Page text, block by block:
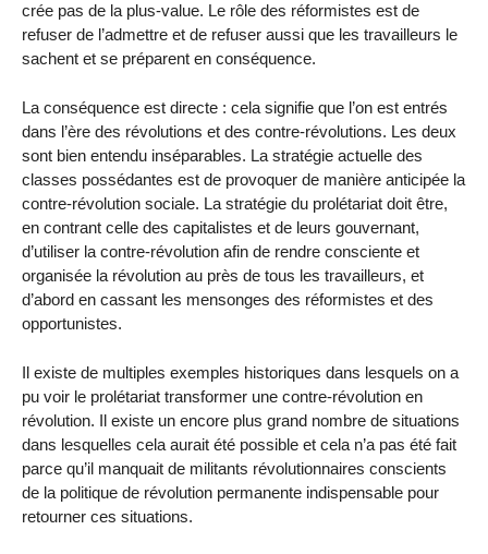
crée pas de la plus-value. Le rôle des réformistes est de
refuser de l’admettre et de refuser aussi que les travailleurs le
sachent et se préparent en conséquence.
La conséquence est directe : cela signifie que l’on est entrés
dans l’ère des révolutions et des contre-révolutions. Les deux
sont bien entendu inséparables. La stratégie actuelle des
classes possédantes est de provoquer de manière anticipée la
contre-révolution sociale. La stratégie du prolétariat doit être,
en contrant celle des capitalistes et de leurs gouvernant,
d’utiliser la contre-révolution afin de rendre consciente et
organisée la révolution au près de tous les travailleurs, et
d’abord en cassant les mensonges des réformistes et des
opportunistes.
Il existe de multiples exemples historiques dans lesquels on a
pu voir le prolétariat transformer une contre-révolution en
révolution. Il existe un encore plus grand nombre de situations
dans lesquelles cela aurait été possible et cela n’a pas été fait
parce qu’il manquait de militants révolutionnaires conscients
de la politique de révolution permanente indispensable pour
retourner ces situations.